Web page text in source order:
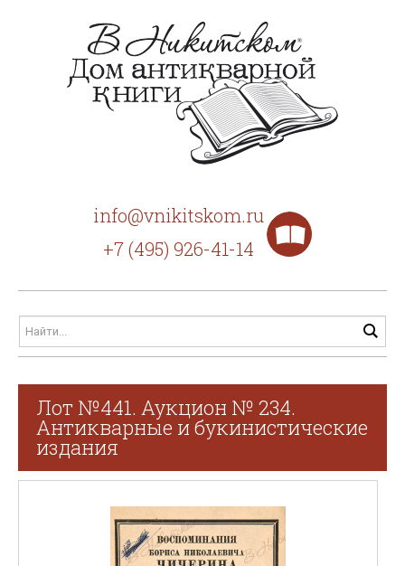
info@vnikitskom.ru
+7 (495) 926-41-14
Лот №441. Аукцион № 234.
Антикварные и букинистические
издания